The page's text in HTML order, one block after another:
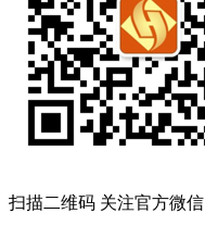
扫描二维码 关注官方微信